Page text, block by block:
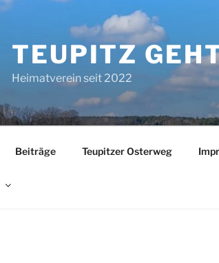
TEUPITZ
Heimatverein seit 2022
Beiträge Teupitzer Osterweg